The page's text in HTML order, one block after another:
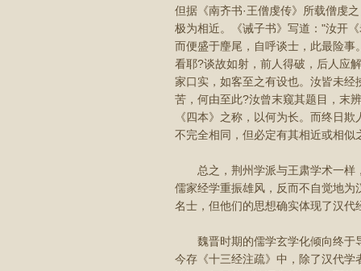
但据《南齐书·王僧虔传》所载僧虔
极为相近。《诫子书》写道："汝开
而便盛于麈尾，自呼谈士，此最险
看耶?谈故如射，前人得破，后人应
家口实，如客至之有设也。汝皆未
苦，何由至此?汝曾末窥其题目，末
《四本》之称，以何为长。而终日
不完全相同，但必定有其相近或相
总之，荆州学派与王肃学术一样
儒家经学重振雄风，反而不自觉地
名士，但他们的思想确实体现了汉
魏晋时期的儒学玄学化倾向终于
今存《十三经注疏》中，除了汉代